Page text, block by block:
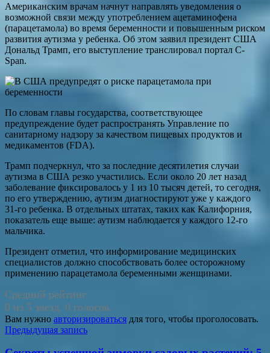
Американским врачам начнут направлять уведомления о
возможной связи между употреблением ацетаминофена
(парацетамола) во время беременности и повышенным риском
развития аутизма у ребенка. Об этом заявил президент США
Дональд Трамп, его выступление транслировал портал C-
Span.
По словам главы государства, соответствующее
предупреждение будет распространять Управление по
санитарному надзору за качеством пищевых продуктов и
медикаментов (FDA).
Трамп подчеркнул, что за последние десятилетия случаи
аутизма в США резко участились. Если около 20 лет назад
заболевание фиксировалось у 1 из 10 тысяч детей, то сегодня,
по его утверждению, аутизм диагностируют уже у каждого
31-го ребенка. В отдельных штатах, таких как Калифорния,
показатель еще выше: аутизм наблюдается у каждого 12-го
мальчика.
Президент отметил, что информирование медицинских
специалистов должно способствовать более осторожному
применению парацетамола беременными женщинами.
Средний рейтинг
0 из 5 звезд. 0 голосов.
Вам нужно авторизироваться для того, чтобы проголосовать.
Навигация
по
Предыдущая запись